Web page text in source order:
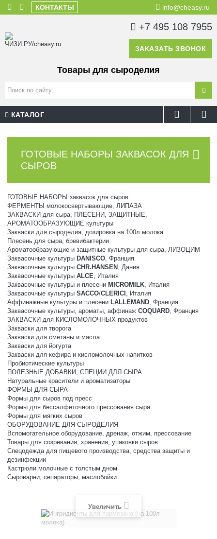
КОНТАКТЫ info@cheasy.ru
+7 495 108 7955
ЗАКАЗАТЬ ЗВОНОК
Товары для сыроделия
КАТАЛОГ
ГОТОВЫЕ НАБОРЫ ЗАКВАСОК ДЛЯ
СЫРОВ
ГОТОВЫЕ НАБОРЫ заквасок для сыров
ФЕРМЕНТЫ молокосвертывающие, ЛИПАЗА
ЗАКВАСКИ для сыра, ПЛЕСЕНИ, ЗАЩИТНЫЕ,
АРОМАТООБРАЗУЮЩИЕ культуры
Закваски для сыроделия, дозировка на 100л молока
Плесень для сыра, бревибактерии
Ароматообразующие и защитные культуры для сыра, ЛИЗОЦИМ
Заквасочные культуры DANISCO, Франция
Заквасочные культуры CHR.HANSEN , Дания
Заквасочные культуры ALCE, Италия
Заквасочные культуры и плесени MICROMILK, Италия
Заквасочные культуры SACCO/CLERICI , Италия
Аффинажные культуры и плесени LALLEMAND, Франция
Заквасочные культуры, ароматы, аффинаж COQUARD, Франция
ЗАКВАСКИ для КИСЛОМОЛОЧНЫХ продуктов
Закваски для творога
Закваски для сметаны и масла
Закваски для йогурта
Закваски для кефира и кисломолочных напитков
Пробиотические культуры
ПОЛЕЗНЫЕ ДОБАВКИ, СПЕЦИИ ДЛЯ СЫРА
Натуральные красители и ароматизаторы
ФОРМЫ ДЛЯ СЫРА
Формы для сыров под пресс
Формы для бессалфеточного прессования сыра
Формы для мягких сыров
ОБОРУДОВАНИЕ ДЛЯ СЫРОДЕЛИЯ
Вспомогательное оборудование, дренаж, отжим, прессование
Товары для созревания, хранения, упаковки сыров
Спецодежда для пищевого производства, средства защиты и
дезинфекции
Кастрюли молочные с толстым дном
Сыроварни, сепараторы, маслобойки
Увеличить